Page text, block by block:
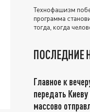
Технофашизм
программа
тогда, когда
ПОСЛЕДНИЕ
Главное к
передать
массово